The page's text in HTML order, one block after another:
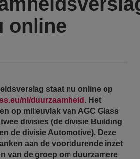
online
staat nu online op
nl/duurzaamheid . Het
op milieuvlak van AGC Glass
divisies (de divisie Building
de divisie Automotive). Deze
aan de voortdurende inzet
van de groep om duurzamere